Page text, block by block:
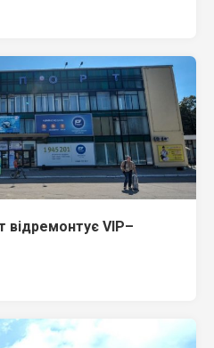
відремонтує VIP–